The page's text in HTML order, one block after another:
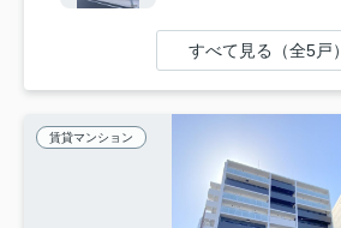
すべて見る（全5戸）
賃貸マンション